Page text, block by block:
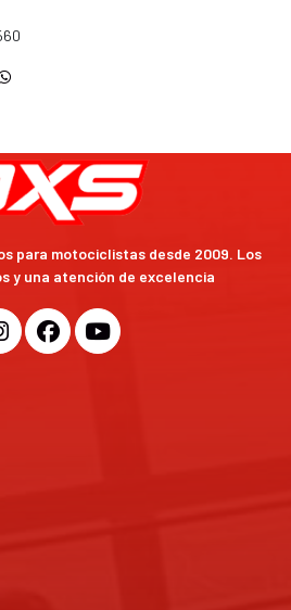
para motociclistas desde 2009. Los
y una atención de excelencia